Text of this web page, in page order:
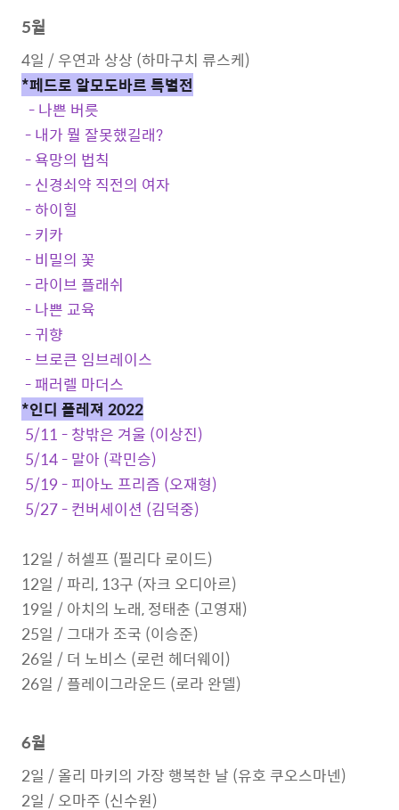
5월
4일 / 우연과 상상 (하마구치 류스케)
*페드로 알모도바르 특별전
- 나쁜 버릇
- 내가 뭘 잘못했길래?
- 욕망의 법칙
- 신경쇠약 직전의 여자
- 하이힐
- 키카
- 비밀의 꽃
- 라이브 플래쉬
- 나쁜 교육
- 귀향
- 브로큰 임브레이스
- 패러렐 마더스
*인디 플레져 2022
5/11 - 창밖은 겨울 (이상진)
5/14 - 말아 (곽민승)
5/19 - 피아노 프리즘 (오재형)
5/27 - 컨버세이션 (김덕중)
12일 / 허셀프 (필리다 로이드)
12일 / 파리, 13구 (자크 오디아르)
19일 / 아치의 노래, 정태춘 (고영재)
25일 / 그대가 조국 (이승준)
26일 / 더 노비스 (로런 헤더웨이)
26일 / 플레이그라운드 (로라 완델)
6월
2일 / 올리 마키의 가장 행복한 날 (유호 쿠오스마넨)
2일 / 오마주 (신수원)